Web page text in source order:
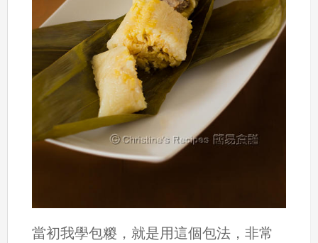
當初我學包糉，就是用這個包法，非常